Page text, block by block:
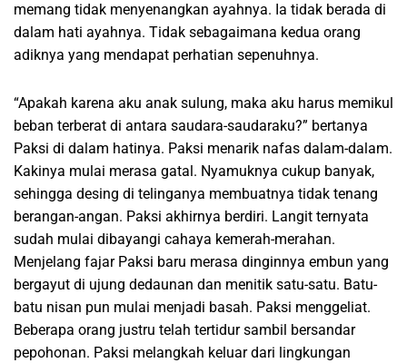
memang tidak menyenangkan ayahnya. Ia tidak berada di
dalam hati ayahnya. Tidak sebagaimana kedua orang
adiknya yang mendapat perhatian sepenuhnya.
“Apakah karena aku anak sulung, maka aku harus memikul
beban terberat di antara saudara-saudaraku?” bertanya
Paksi di dalam hatinya. Paksi menarik nafas dalam-dalam.
Kakinya mulai merasa gatal. Nyamuknya cukup banyak,
sehingga desing di telinganya membuatnya tidak tenang
berangan-angan. Paksi akhirnya berdiri. Langit ternyata
sudah mulai dibayangi cahaya kemerah-merahan.
Menjelang fajar Paksi baru merasa dinginnya embun yang
bergayut di ujung dedaunan dan menitik satu-satu. Batu-
batu nisan pun mulai menjadi basah. Paksi menggeliat.
Beberapa orang justru telah tertidur sambil bersandar
pepohonan. Paksi melangkah keluar dari lingkungan